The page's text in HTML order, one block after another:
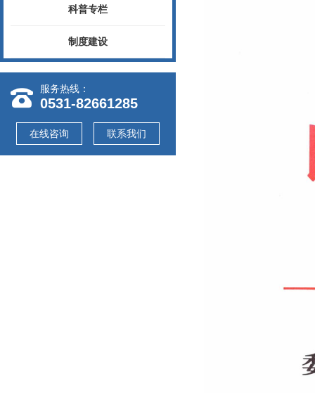
科普专栏
制度建设
服务热线：
0531-82661285
在线咨询 联系我们